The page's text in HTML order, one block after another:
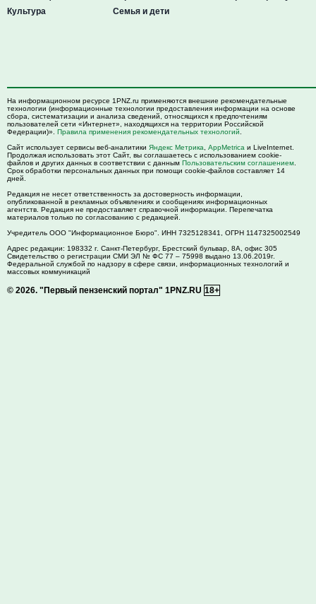
Культура
Семья и дети
На информационном ресурсе 1PNZ.ru применяются внешние рекомендательные
технологии (информационные технологии предоставления информации на основе
сбора, систематизации и анализа сведений, относящихся к предпочтениям
пользователей сети «Интернет», находящихся на территории Российской
Федерации)». Правила применения рекомендательных технологий
Сайт использует сервисы веб-аналитики Яндекс Метрика AppMetrica и LiveInternet.
Продолжая использовать этот Сайт, вы соглашаетесь с использованием cookie-
файлов и других данных в соответствии с данным Пользовательским соглашением
Срок обработки персональных данных при помощи cookie-файлов составляет 14
дней.
Редакция не несет ответственность за достоверность информации,
опубликованной в рекламных объявлениях и сообщениях информационных
агентств. Редакция не предоставляет справочной информации. Перепечатка
материалов только по согласованию с редакцией.
Учредитель ООО "Информационное Бюро". ИНН 7325128341, ОГРН 1147325002549
Адрес редакции: 198332 г. Санкт-Петербург, Брестский бульвар, 8А, офис 305
Свидетельство о регистрации СМИ ЭЛ № ФС 77 – 75998 выдано 13.06.2019г.
Федеральной службой по надзору в сфере связи, информационных технологий и
массовых коммуникаций
© 2026. "Первый пензенский портал" 1PNZ.RU 18+